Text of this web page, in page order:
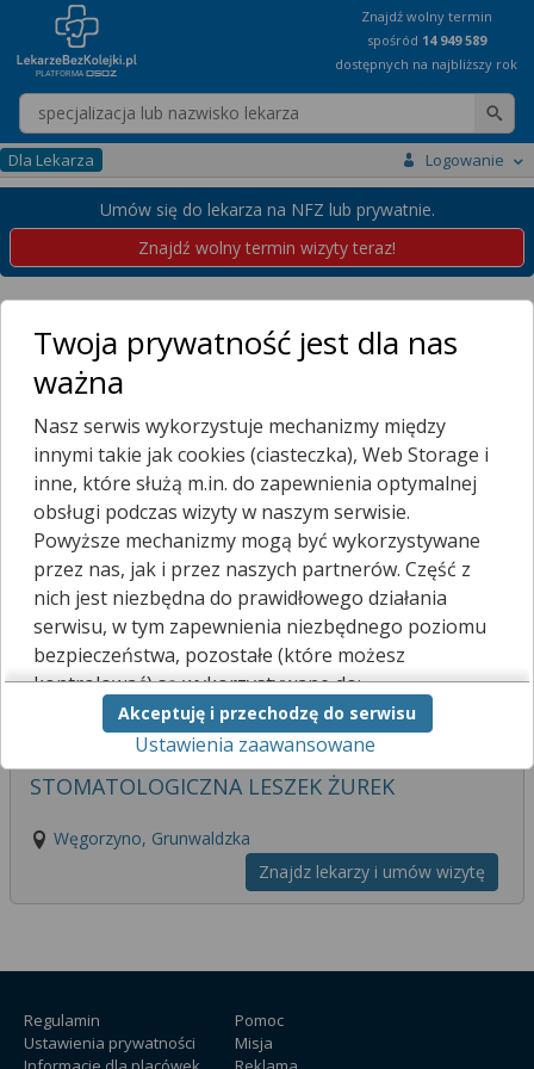
Znajdź wolny termin
spośród 14 949 589
dostępnych na najbliższy rok
Wpisz nazwę lekarza
Dla Lekarza Logowanie
Umów się do lekarza na NFZ lub prywatnie.
Znajdź wolny termin wizyty teraz!
Placówki
Przychodnie w Węgorzynie
Wybierz dzielnicę
WĘGORZYNO
Więcej Miejscowości...
W Węgorzynie nie znaleziono placówek udostępniających
rejestrację online.
BALTICMED PRZYCHODNIA Sp. z o.o.
Węgorzyno, Grunwaldzka
Znajdz lekarzy i umów wizytę
INDYWIDUALNA PRAKTYKA
STOMATOLOGICZNA LESZEK ŻUREK
Węgorzyno, Grunwaldzka
Znajdz lekarzy i umów wizytę
Regulamin
Ustawienia prywatności
Pomoc
Misja
Twoja prywatność jest dla nas
ważna
Nasz serwis wykorzystuje mechanizmy między
innymi takie jak cookies (ciasteczka), Web Storage i
inne, które służą m.in. do zapewnienia optymalnej
obsługi podczas wizyty w naszym serwisie.
Powyższe mechanizmy mogą być wykorzystywane
przez nas, jak i przez naszych partnerów. Część z
nich jest niezbędna do prawidłowego działania
serwisu, w tym zapewnienia niezbędnego poziomu
bezpieczeństwa, pozostałe (które możesz
kontrolować) są wykorzystywane do:
obsługi dodatkowych funkcjonalności
usprawniających działanie naszego serwisu,
analizy tego, w jaki sposób korzystasz z naszej
strony,
tym reklam spersonalizowanych,
udostępniania funkcji mediów społecznościowych.
naszych partnerów Twoich danych w
Pamiętaj, że wyrażenie zgody jest dobrowolne, a
Akceptuję i przechodzę do serwisu
Ustawienia zaawansowane